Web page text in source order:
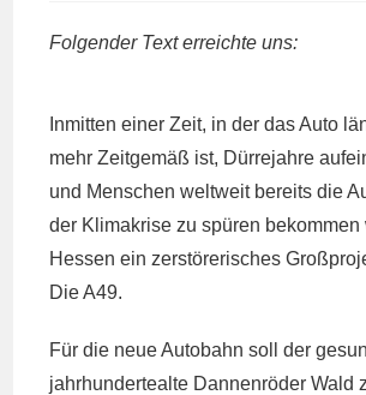
Folgender Text erreichte uns:
Inmitten einer Zeit, in der das Auto
mehr Zeitgemäß ist, Dürrejahre
und Menschen weltweit bereits die
der Klimakrise zu spüren bekommen
Hessen ein zerstörerisches
Die A49.
Für die neue Autobahn soll der
jahrhundertealte Dannenröder Wald